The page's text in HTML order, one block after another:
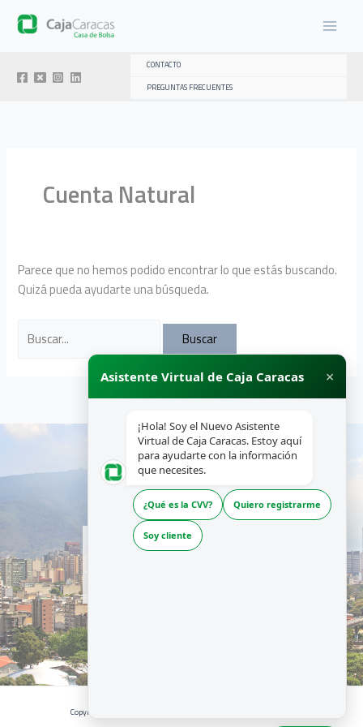
CONTACTO
PREGUNTAS FRECUENTES
Cuenta Natural
Parece que no hemos podido encontrar lo que estás buscando.
Quizá pueda ayudarte una búsqueda.
por:
INICIO
NOSOTROS
Copyright © 2026 | CAJA CARACAS - Desarrollado por La Boutique
Asistente Virtual de Caja Caracas ×
¡Hola! Soy el Nuevo Asistente
Virtual de Caja Caracas. Estoy aquí
para ayudarte con la información
que necesites.
¿Qué es la CVV? Quiero registrarme
Soy cliente